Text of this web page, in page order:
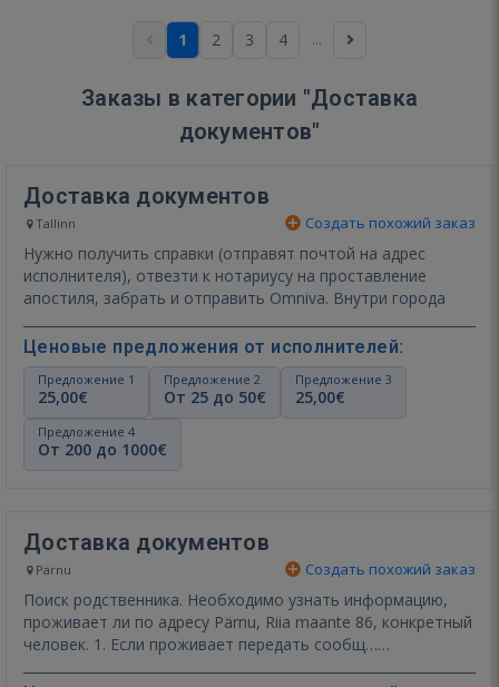
1 2 3 4 ...
Заказы в категории "Доставка
документов"
Доставка документов
Tallinn Создать похожий заказ
Нужно получить справки (отправят почтой на адрес
исполнителя), отвезти к нотариусу на проставление
апостиля, забрать и отправить Omniva. Внутри города
Ценовые предложения от исполнителей:
Предложение 1
25,00€
Предложение 2
От 25 до 50€
Предложение 3
25,00€
Предложение 4
От 200 до 1000€
Доставка документов
Pärnu Создать похожий заказ
Поиск родственника. Необходимо узнать информацию,
проживает ли по адресу Pärnu, Riia maante 86, конкретный
человек. 1. Если проживает передать сообщ…